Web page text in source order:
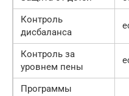
Контроль
дисбаланса
Контроль за
уровнем пены
Программы